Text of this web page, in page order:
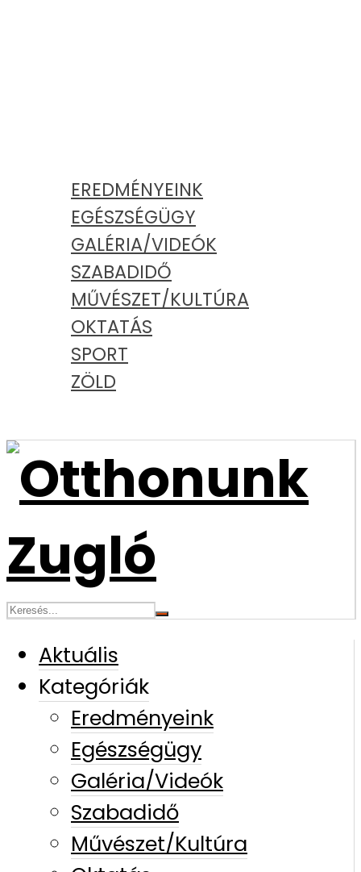
EREDMÉNYEINK
EGÉSZSÉGÜGY
GALÉRIA/VIDEÓK
SZABADIDŐ
MŰVÉSZET/KULTÚRA
OKTATÁS
SPORT
ZÖLD
Aktuális
Kategóriák
Eredményeink
Egészségügy
Galéria/Videók
Szabadidő
Művészet/Kultúra